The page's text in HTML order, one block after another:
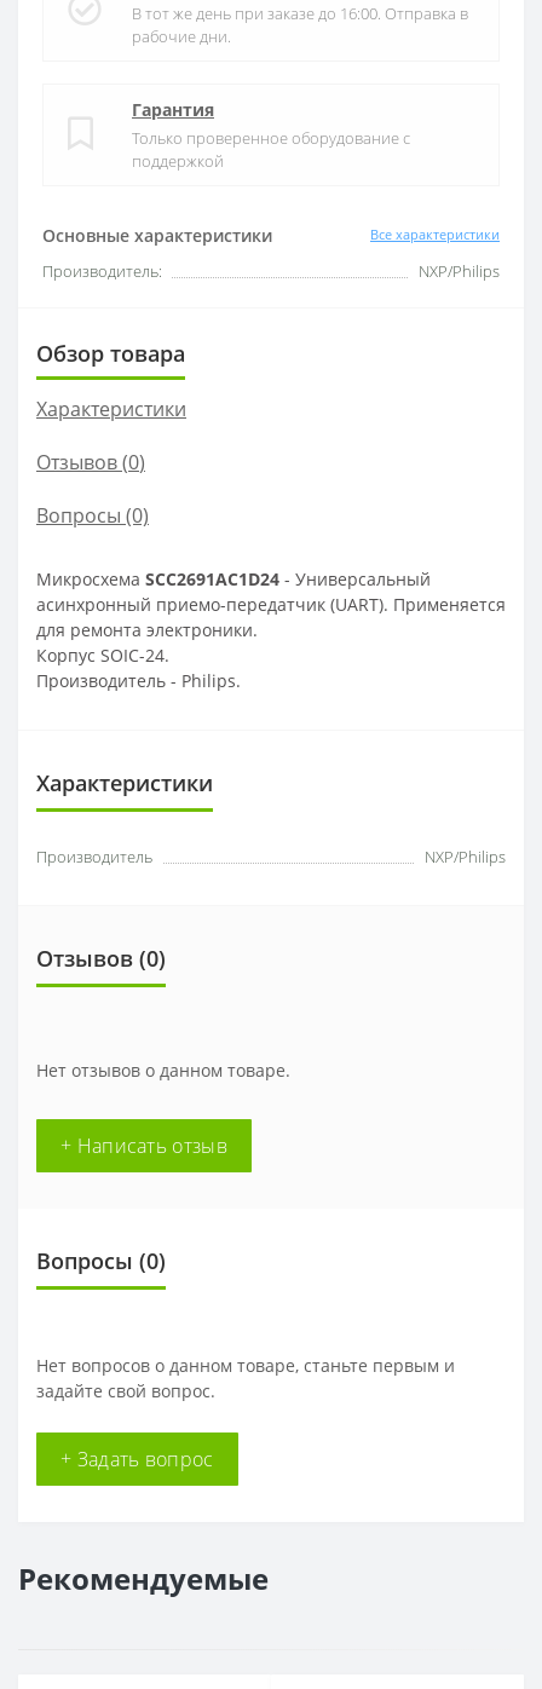
Основные характеристики Все характеристики
Производитель: NXP/Philips
В тот же день при заказе до 16:00. Отправка в
рабочие дни.
Гарантия
Только проверенное оборудование с
поддержкой
Обзор товара
Характеристики
Отзывов (0)
Вопросы (0)
Микросхема SCC2691AC1D24 - Универсальный
асинхронный приемо-передатчик (UART). Применяется
для ремонта электроники.
Корпус SOIC-24.
Производитель - Philips.
Характеристики
Производитель NXP/Philips
Отзывов (0)
Нет отзывов о данном товаре.
+ Написать отзыв
Вопросы (0)
Нет вопросов о данном товаре, станьте первым и
задайте свой вопрос.
+ Задать вопрос
Рекомендуемые